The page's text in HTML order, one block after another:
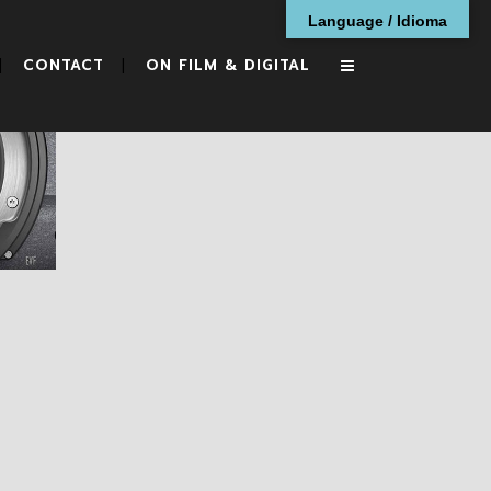
CONTACT ON FILM & DIGITAL
Language / Idioma